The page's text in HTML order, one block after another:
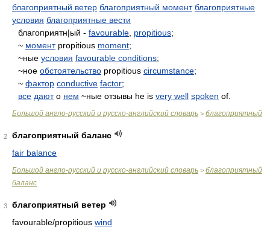
благоприятный ветер благоприятный момент благоприятные
условия благоприятные вести
благоприятн|ый - favourable propitious;
~ моментpropitious moment;
~ные условия favourable conditions;
~ное обстоятельство propitious circumstance;
~ фактор conductive factor;
все даюто нем ~ные отзывы he is very well spoken of.
Большой англо-русский и русско-английский словарь > благоприятный
2
благоприятный баланс
fair balance
Большой англо-русский и русско-английский словарь > благоприятный
баланс
3
благоприятный ветер
favourable/propitious wind